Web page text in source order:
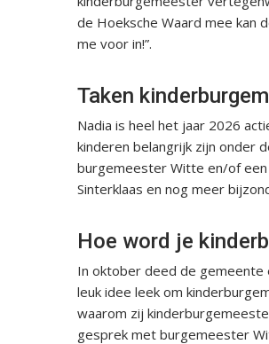
de Hoeksche Waard mee kan
me voor in!”.
Taken
Nadia is heel het jaar 2026
kinderen belangrijk zijn onder
burgemeester Witte en/of een
Sinterklaas en nog meer
Hoe word je
In oktober deed de gemeente
leuk idee leek om
waarom zij
gesprek met burgemeester